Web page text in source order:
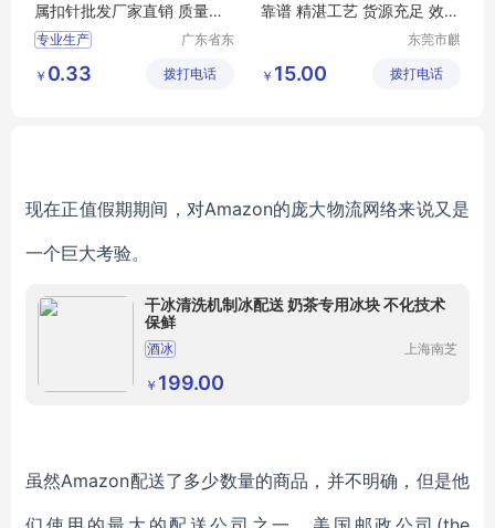
属扣针批发厂家直销 质量保
证
专业生产
广东省东
镇锦厦社
￥ 0.33 拨打电话
靠谱 精湛工艺 货源充足 效果
东莞市麒
械有限公
￥ 15.00 拨打电话
现在正值假期期间，对Amazon的庞大物流网络来说又是
一个巨大考验。
干冰清洗机制冰配送 奶茶专用冰块 不化技术
保鲜
酒冰
上海南芝
￥ 199.00
虽然Amazon配送了多少数量的商品，并不明确，但是他